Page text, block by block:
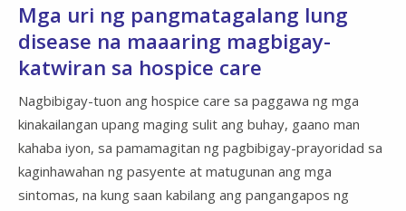
Mga uri ng pangmatagalang lung
disease na maaaring magbigay-
katwiran sa hospice care
Nagbibigay-tuon ang hospice care sa paggawa ng mga
kinakailangan upang maging sulit ang buhay, gaano man
kahaba iyon, sa pamamagitan ng pagbibigay-prayoridad sa
kaginhawahan ng pasyente at matugunan ang mga
sintomas, na kung saan kabilang ang pangangapos ng